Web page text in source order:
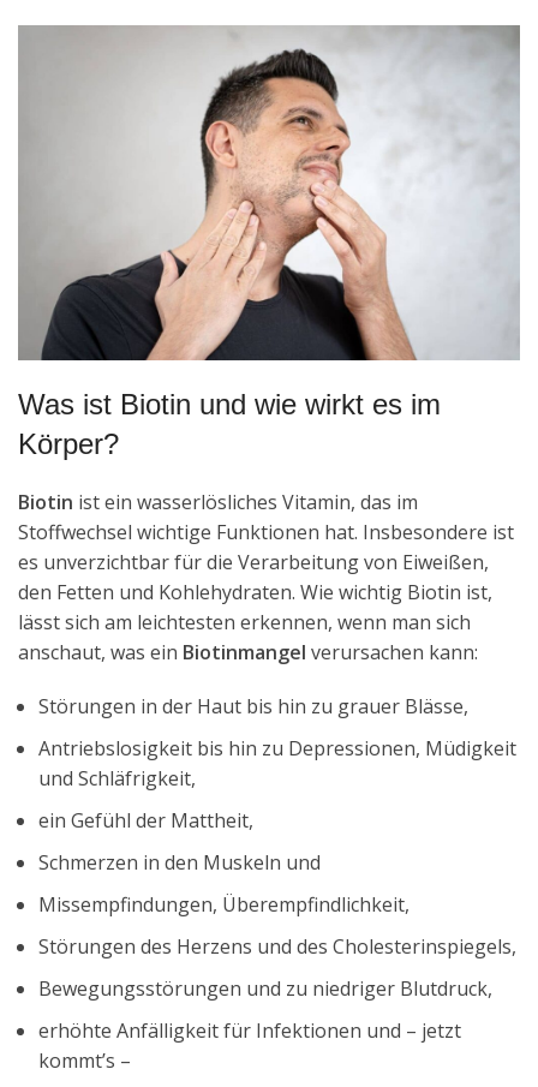
Was ist Biotin und wie wirkt es im
Körper?
Biotin ist ein wasserlösliches Vitamin, das im
Stoffwechsel wichtige Funktionen hat. Insbesondere ist
es unverzichtbar für die Verarbeitung von Eiweißen,
den Fetten und Kohlehydraten. Wie wichtig Biotin ist,
lässt sich am leichtesten erkennen, wenn man sich
anschaut, was ein Biotinmangel verursachen kann:
Störungen in der Haut bis hin zu grauer Blässe,
Antriebslosigkeit bis hin zu Depressionen, Müdigkeit
und Schläfrigkeit,
ein Gefühl der Mattheit,
Schmerzen in den Muskeln und
Missempfindungen, Überempfindlichkeit,
Störungen des Herzens und des Cholesterinspiegels,
Bewegungsstörungen und zu niedriger Blutdruck,
erhöhte Anfälligkeit für Infektionen und – jetzt
kommt’s –